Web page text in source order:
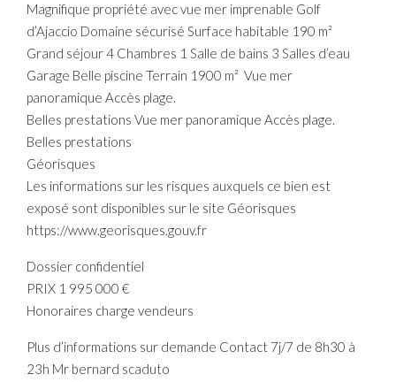
Magnifique propriété avec vue mer imprenable Golf
d’Ajaccio Domaine sécurisé Surface habitable 190 m²
Grand séjour 4 Chambres 1 Salle de bains 3 Salles d’eau
Garage Belle piscine Terrain 1900 m² Vue mer
panoramique Accès plage.
Belles prestations Vue mer panoramique Accès plage.
Belles prestations
Géorisques
Les informations sur les risques auxquels ce bien est
exposé sont disponibles sur le site Géorisques
https://www.georisques.gouv.fr
Dossier confidentiel
PRIX 1 995 000 €
Honoraires charge vendeurs
Plus d’informations sur demande Contact 7j/7 de 8h30 à
23h Mr bernard scaduto